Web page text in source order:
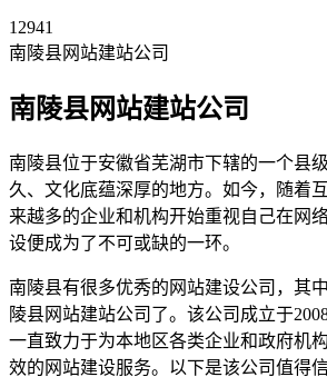
12941
南陵县网站建站公司
南陵县网站建站公司
南陵县位于安徽省芜湖市下辖的一个县
久、文化底蕴深厚的地方。如今，随着
来越多的企业和机构开始重视自己在网
设便成为了不可或缺的一环。
南陵县有很多优秀的网站建设公司，其
陵县网站建站公司了。该公司成立于
一直致力于为本地区各类企业和政府机
效的网站建设服务。以下是该公司值得